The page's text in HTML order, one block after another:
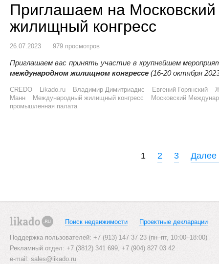
Приглашаем на
жилищный конгресс
26.07.2023 979 просмотров
Приглашаем вас принять участие в крупнейшем
международном жилищном конгрессе(16-20 октября
CREDO Likado.ru Владимир Димитриадис Евгений Горянский
Манн
Международный жилищный конгресс
Московский
промышленная палата
t
s
n
a
1 2 3
Поиск недвижимости Проектные декларации
Поддержка пользователей: +7 (913) 147 37 23 (пн–пт, 10:00–18:00)
Рекламный отдел: +7 (3812) 341 699, +7 (904) 827 03 42
e-mail: sales@likado.ru